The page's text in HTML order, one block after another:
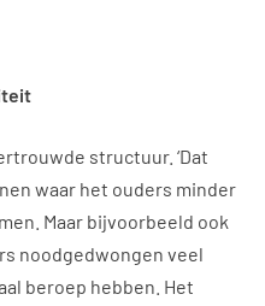
structuur. ‘Dat
waar het ouders minder
Maar bijvoorbeeld ook
noodgedwongen veel
beroep hebben. Het